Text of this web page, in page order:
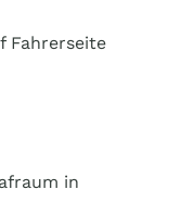
Fahrerseite
in